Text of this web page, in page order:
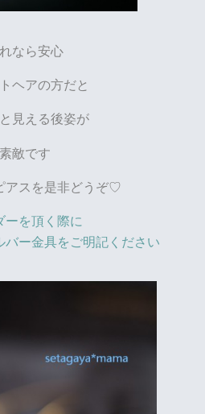
なら安心
ヘアの方だと
見える後姿が
素敵です
アスを是非どうぞ♡
ーを頂く際に
バー金具をご明記ください